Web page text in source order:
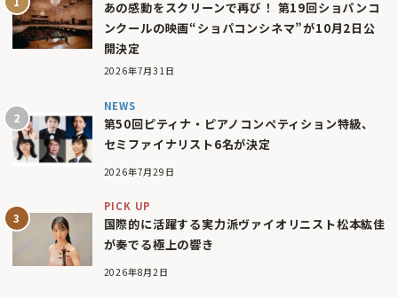
あの感動をスクリーンで再び！ 第19回ショパンコ
ンクールの映画“ショパコンシネマ”が10月2日公
開決定
2026年7月31日
NEWS
第50回ピティナ・ピアノコンペティション特級、
セミファイナリスト6名が決定
2026年7月29日
PICK UP
国際的に活躍する実力派ヴァイオリニスト松本紘佳
が奏でる極上の響き
2026年8月2日